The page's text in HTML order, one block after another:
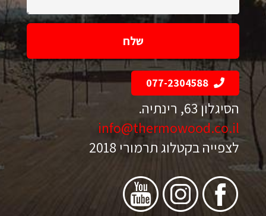
077-2304588
הסיגלון 63, רינתיה.
info@thermowood.co.il
לצפייה בקטלוג תרמורי 2018